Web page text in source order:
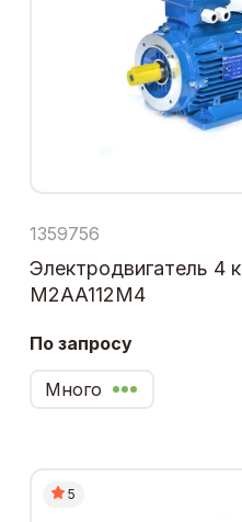
1359756
Электродвигатель 4
M2AA112M4
По запросу
Много
5